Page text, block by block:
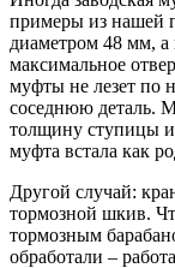
примеры из нашей
диаметром 48 мм, а
максимальное
муфты не лезет по
соседнюю деталь.
толщину ступицы
муфта встала как
Другой случай:
тормозной шкив.
тормозным
обработали –